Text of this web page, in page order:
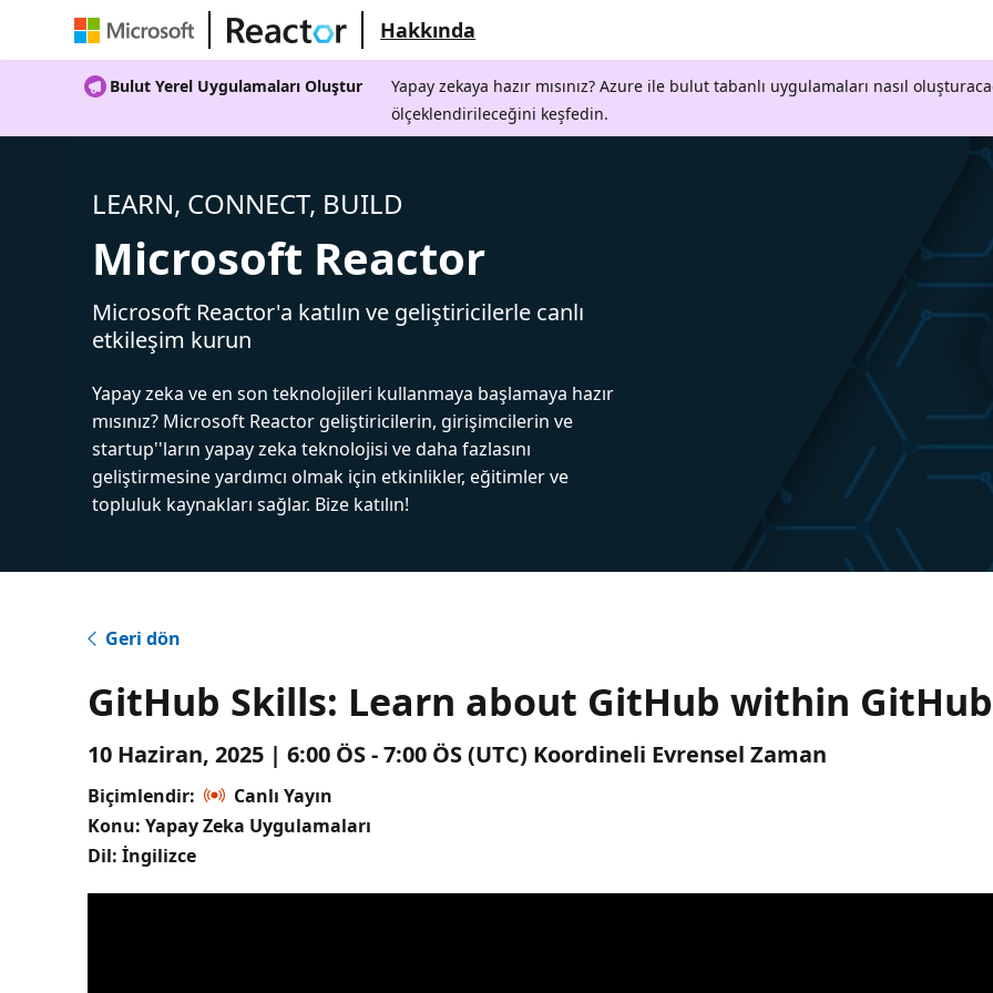
Hakkında
Bulut Yerel Uygulamaları Oluştur
Yapay zekaya hazır mısınız? Azure ile bulut tabanlı uygulamaları nasıl
ölçeklendirileceğini keşfedin.
LEARN, CONNECT, BUILD
Microsoft Reactor
Microsoft Reactor'a katılın ve geliştiricilerle canlı
etkileşim kurun
Yapay zeka ve en son teknolojileri kullanmaya başlamaya hazır
mısınız? Microsoft Reactor geliştiricilerin, girişimcilerin ve
startup''ların yapay zeka teknolojisi ve daha fazlasını
geliştirmesine yardımcı olmak için etkinlikler, eğitimler ve
topluluk kaynakları sağlar. Bize katılın!
Geri dön
GitHub Skills: Learn about GitHub within GitHub
10 Haziran, 2025 | 6:00 ÖS - 7:00 ÖS (UTC) Koordineli Evrensel Zaman
Biçimlendir:
Canlı Yayın
Konu: Yapay Zeka Uygulamaları
Dil: İngilizce